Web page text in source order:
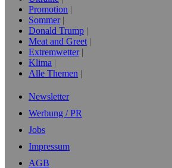
Promotion
Sommer
Donald Trump
Meat and Greet
Extremwetter
Klima
Alle Themen
Newsletter
Werbung / PR
Jobs
Impressum
AGB